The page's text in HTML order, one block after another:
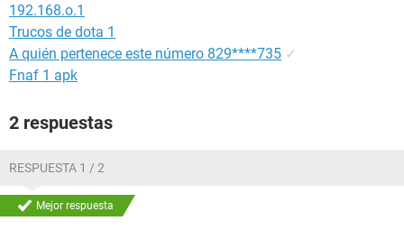
192.168.o.1
Trucos de dota 1
A quién pertenece este número 829****735 ✓
Fnaf 1 apk
2 respuestas
RESPUESTA 1 / 2
Mejor respuesta